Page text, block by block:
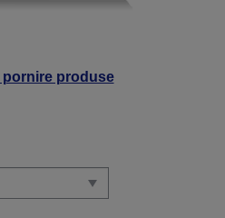
pornire produse